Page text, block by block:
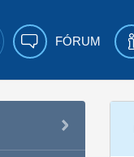
FÓRUM